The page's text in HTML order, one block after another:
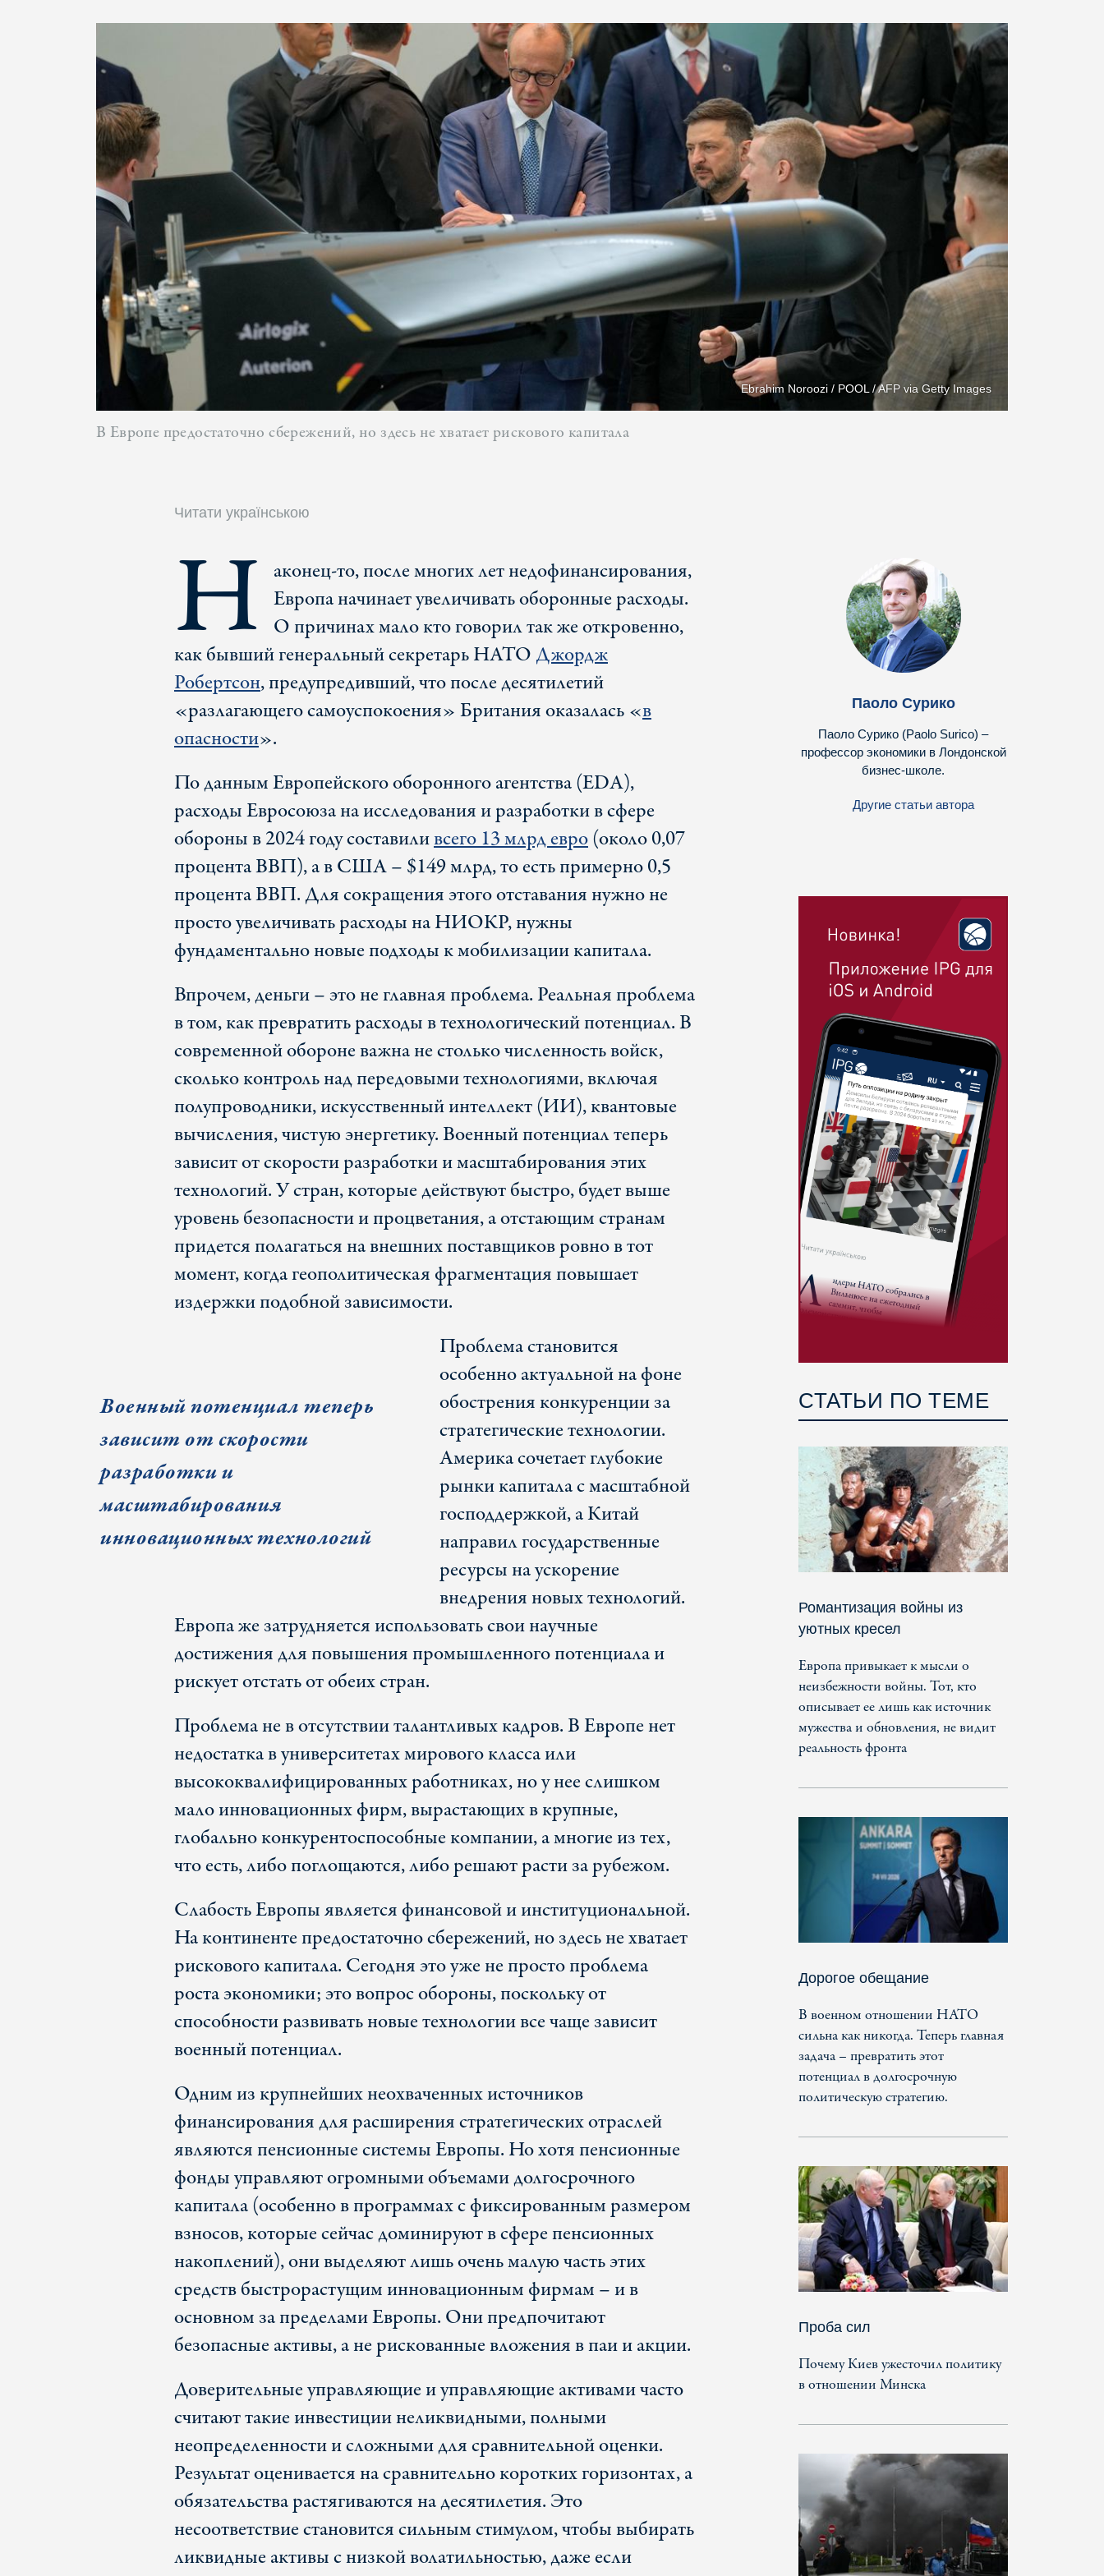
Ebrahim Noroozi / POOL / AFP via Getty Images
В Европе предостаточно сбережений, но здесь не хватает рискового капитала
Читати українською
Н аконец-то, после многих лет недофинансирования,
Европа начинает увеличивать оборонные расходы.
О причинах мало кто говорил так же откровенно,
как бывший генеральный секретарь НАТО Джордж
Робертсон, предупредивший, что после десятилетий
«разлагающего самоуспокоения» Британия оказалась «в
опасности».
По данным Европейского оборонного агентства (EDA),
расходы Евросоюза на исследования и разработки в сфере
обороны в 2024 году составиливсего 13 млрд евро(около 0,07
процента ВВП), а в США – $149 млрд, то есть примерно 0,5
процента ВВП. Для сокращения этого отставания нужно не
просто увеличивать расходы на НИОКР, нужны
фундаментально новые подходы к мобилизации капитала.
Впрочем, деньги – это не главная проблема. Реальная проблема
в том, как превратить расходы в технологический потенциал. В
современной обороне важна не столько численность войск,
сколько контроль над передовыми технологиями, включая
полупроводники, искусственный интеллект (ИИ), квантовые
вычисления, чистую энергетику. Военный потенциал теперь
зависит от скорости разработки и масштабирования этих
технологий. У стран, которые действуют быстро, будет выше
уровень безопасности и процветания, а отстающим странам
придется полагаться на внешних поставщиков ровно в тот
момент, когда геополитическая фрагментация повышает
издержки подобной зависимости.
Военный потенциал теперь
зависит от скорости
разработки и
масштабирования
инновационных технологий
Проблема становится
особенно актуальной на фоне
обострения конкуренции за
стратегические технологии.
Америка сочетает глубокие
рынки капитала с масштабной
господдержкой, а Китай
направил государственные
ресурсы на ускорение
внедрения новых технологий.
Европа же затрудняется использовать свои научные
достижения для повышения промышленного потенциала и
рискует отстать от обеих стран.
Проблема не в отсутствии талантливых кадров. В Европе нет
недостатка в университетах мирового класса или
высококвалифицированных работниках, но у нее слишком
мало инновационных фирм, вырастающих в крупные,
глобально конкурентоспособные компании, а многие из тех,
что есть, либо поглощаются, либо решают расти за рубежом.
Слабость Европы является финансовой и институциональной.
На континенте предостаточно сбережений, но здесь не хватает
рискового капитала. Сегодня это уже не просто проблема
роста экономики; это вопрос обороны, поскольку от
способности развивать новые технологии все чаще зависит
военный потенциал.
Одним из крупнейших неохваченных источников
финансирования для расширения стратегических отраслей
являются пенсионные системы Европы. Но хотя пенсионные
фонды управляют огромными объемами долгосрочного
капитала (особенно в программах с фиксированным размером
взносов, которые сейчас доминируют в сфере пенсионных
накоплений), они выделяют лишь очень малую часть этих
средств быстрорастущим инновационным фирмам – и в
основном за пределами Европы. Они предпочитают
безопасные активы, а не рискованные вложения в паи и акции.
Доверительные управляющие и управляющие активами часто
считают такие инвестиции неликвидными, полными
неопределенности и сложными для сравнительной оценки.
Результат оценивается на сравнительно коротких горизонтах, а
обязательства растягиваются на десятилетия. Это
несоответствие становится сильным стимулом, чтобы выбирать
ликвидные активы с низкой волатильностью, даже если
Паоло Сурико
Паоло Сурико (Paolo Surico) –
профессор экономики в Лондонской
бизнес-школе.
Другие статьи автора
СТАТЬИ ПО ТЕМЕ
Романтизация войны из
уютных кресел
Европа привыкает к мысли о
неизбежности войны. Тот, кто
описывает ее лишь как источник
мужества и обновления, не видит
реальность фронта
Дорогое обещание
В военном отношении НАТО
сильна как никогда. Теперь главная
задача – превратить этот
потенциал в долгосрочную
политическую стратегию.
Проба сил
Почему Киев ужесточил политику
в отношении Минска